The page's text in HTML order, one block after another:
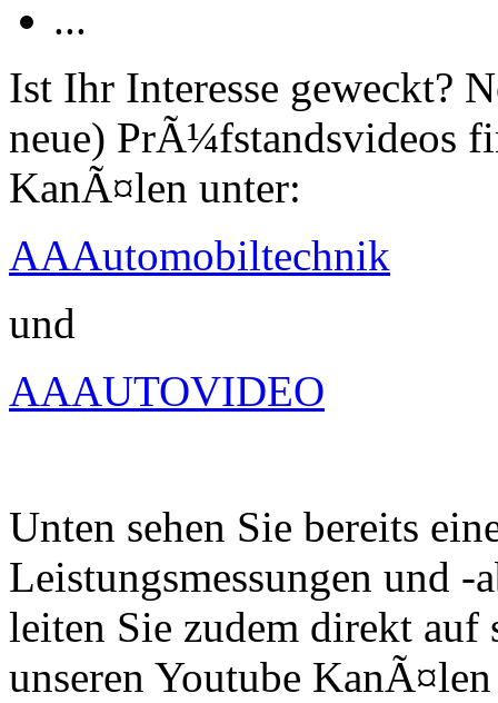
...
Ist Ihr Interesse geweckt?
neue) PrÃ¼fstandsvideos
KanÃ¤len unter:
AAAutomobiltechnik
und
AAAUTOVIDEO
Unten sehen Sie bereits
Leistungsmessungen und -
leiten Sie zudem direkt auf
unseren Youtube